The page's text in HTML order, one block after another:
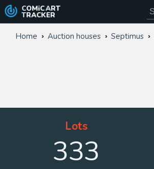
COMiC ART
TRACKER
Home Auction houses Septimus
Lots
333